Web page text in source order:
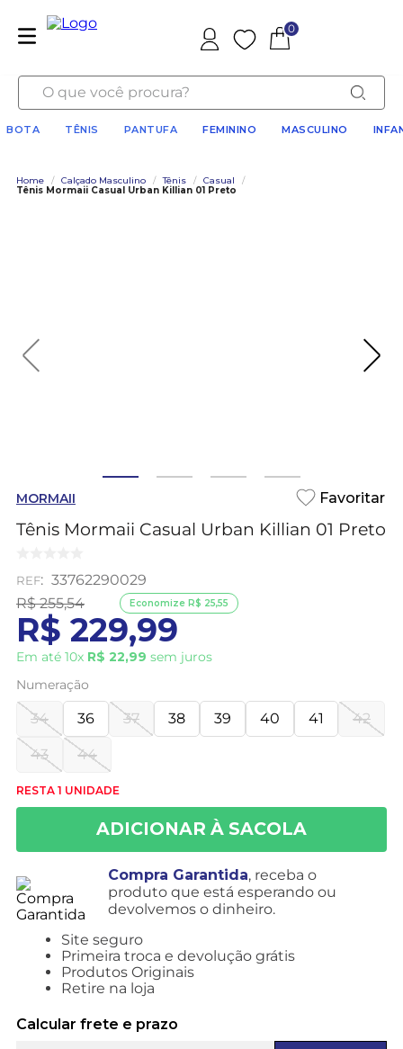
Favoritos
0
O que você procura?
BOTA TÊNIS PANTUFA FEMININO MASCULINO
Home / Calçado Masculino / Tênis / Casual
/
Tênis Mormaii Casual Urban Killian 01 Preto
MORMAII
Tênis Mormaii Casual Urban Killian 01 Preto
: 33762290029
R$ 255,54
R$ 229,99
Em até 10x R$ 22,99 sem juros
Economize R$ 25,55
Numeração
34 36 37 38 39 40 41 42
43 44
RESTA 1 UNIDADE
Compra Garantida, receba o
produto que está esperando ou
devolvemos o dinheiro.
Site seguro
Primeira troca e devolução grátis
Produtos Originais
Retire na loja
Calcular frete e prazo